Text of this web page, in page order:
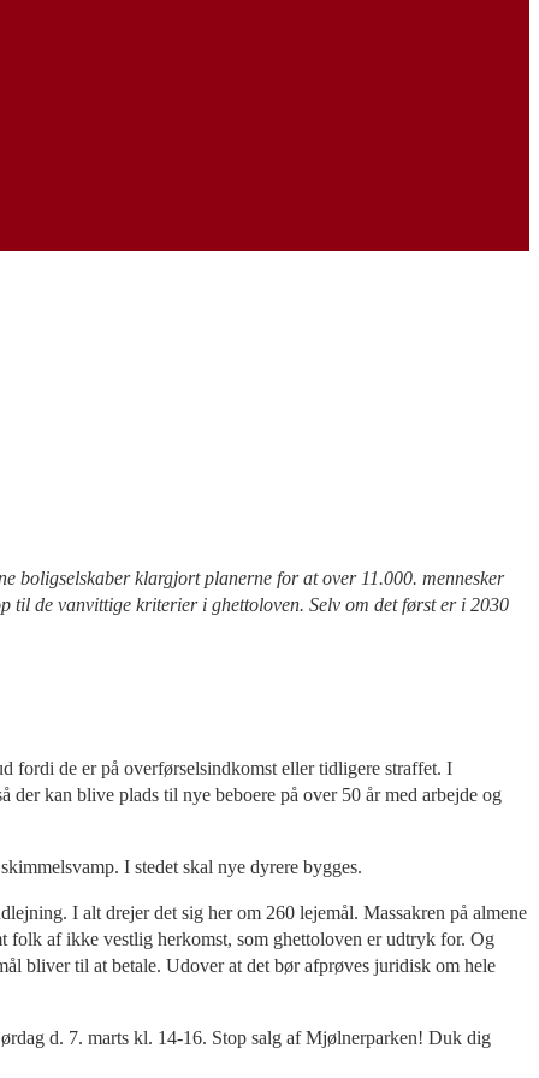
boligselskaber klargjort planerne for at over 11.000. mennesker
til de vanvittige kriterier i ghettoloven. Selv om det først er i 2030
fordi de er på overførselsindkomst eller tidligere straffet. I
der kan blive plads til nye beboere på over 50 år med arbejde og
I stedet skal nye dyrere bygges.
I alt drejer det sig her om 260 lejemål. Massakren på almene
folk af ikke vestlig herkomst, som ghettoloven er udtryk for. Og
bliver til at betale. Udover at det bør afprøves juridisk om hele
d. 7. marts kl. 14-16. Stop salg af Mjølnerparken! Duk dig